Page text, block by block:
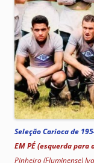
Seleção Carioca de
EM PÉ (esquerda para
Pinheiro (Fluminense)